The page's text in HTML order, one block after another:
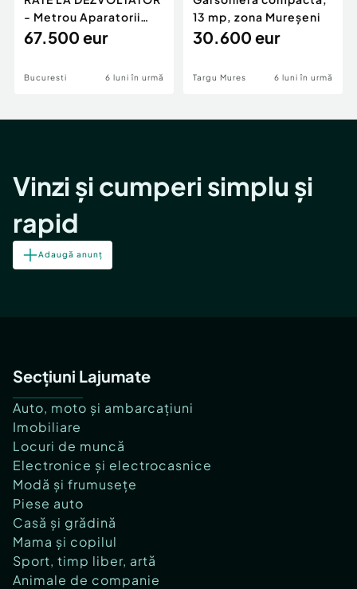
- Metrou Aparatorii
Patriei -
67.500 eur
Bucuresti 6 luni în urmă
13 mp, zona Mureșeni
30.600 eur
Targu Mures 6 luni în urmă
Vinzi și cumperi simplu și
rapid
Adaugă anunț
Secțiuni Lajumate
Auto, moto și ambarcațiuni
Imobiliare
Locuri de muncă
Electronice și electrocasnice
Modă și frumusețe
Piese auto
Casă și grădină
Mama și copilul
Sport, timp liber, artă
Animale de companie